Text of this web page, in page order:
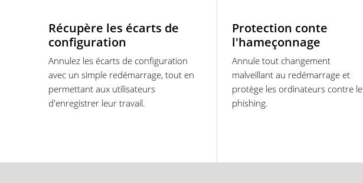
Récupère les écarts de
configuration
Annulez les écarts de configuration
avec un simple redémarrage, tout en
permettant aux utilisateurs
d'enregistrer leur travail.
Protection conte
l'hameçonnage
Annule tout changement
malveillant au redémarrage et
protège les ordinateurs contre le
phishing.